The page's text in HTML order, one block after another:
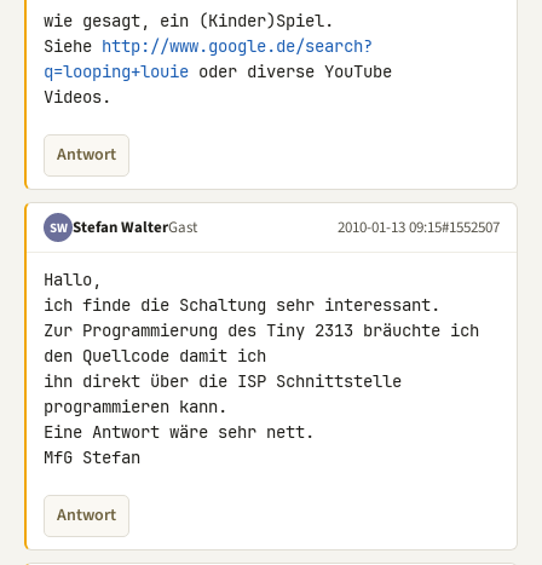
wie gesagt, ein (Kinder)Spiel.
Siehe http://www.google.de/search?
q=looping+louie oder diverse YouTube
Videos.
Antwort
SW Stefan WalterGast 2010-01-13 09:15#1552507
Hallo,
ich finde die Schaltung sehr interessant.
Zur Programmierung des Tiny 2313 bräuchte ich
den Quellcode damit ich
ihn direkt über die ISP Schnittstelle
programmieren kann.
Eine Antwort wäre sehr nett.
MfG Stefan
Antwort